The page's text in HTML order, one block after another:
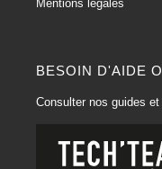
BESOIN D'AIDE
Consulter nos guides
Mentions légales